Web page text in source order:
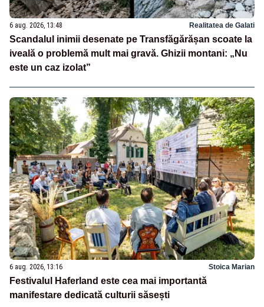
6 aug. 2026, 13:48 Realitatea de Galati
Scandalul inimii desenate pe Transfăgărășan scoate la
iveală o problemă mult mai gravă. Ghizii montani: „Nu
este un caz izolat”
6 aug. 2026, 13:16 Stoica Marian
Festivalul Haferland este cea mai importantă
manifestare dedicată culturii săsești